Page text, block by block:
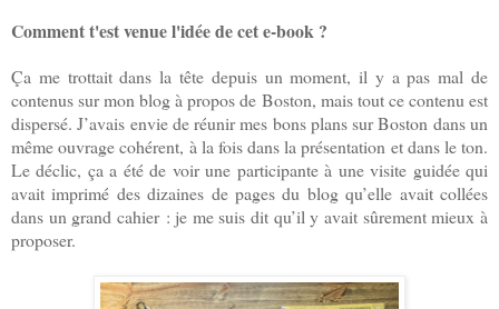
Comment t'est venue l'idée de cet e-book ?
Ça me trottait dans la tête depuis un moment, il y a pas mal de
contenus sur mon blog à propos de Boston, mais tout ce contenu est
dispersé. J’avais envie de réunir mes bons plans sur Boston dans un
même ouvrage cohérent, à la fois dans la présentation et dans le ton.
Le déclic, ça a été de voir une participante à une visite guidée qui
avait imprimé des dizaines de pages du blog qu’elle avait collées
dans un grand cahier : je me suis dit qu’il y avait sûrement mieux à
proposer.